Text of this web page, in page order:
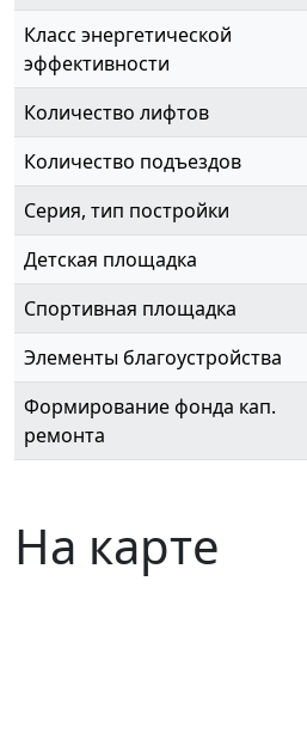
Класс энергетической
эффективности
Количество лифтов
Количество подъездов
Серия, тип постройки
Детская площадка
Спортивная площадка
Элементы благоустройства
Формирование фонда кап.
ремонта
На карте